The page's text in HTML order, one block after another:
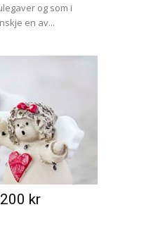
og som i
en av...
kr